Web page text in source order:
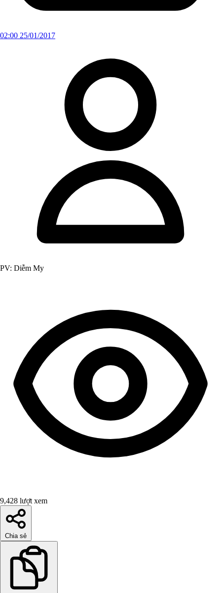
02:00 25/01/2017
PV: Diễm My
9,428 lượt xem
Chia sẻ